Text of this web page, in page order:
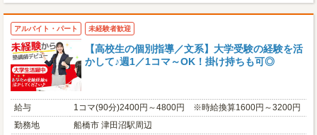
アルバイト・パート 未経験者歓迎
【高校生の個別指導／文系】大学受験の経験を活
かして♪週1／1コマ～OK！掛け持ちも可◎
給与
1コマ(90分)2400円～4800円 ※時給換算1600円～3200円
勤務地
船橋市 津田沼駅周辺